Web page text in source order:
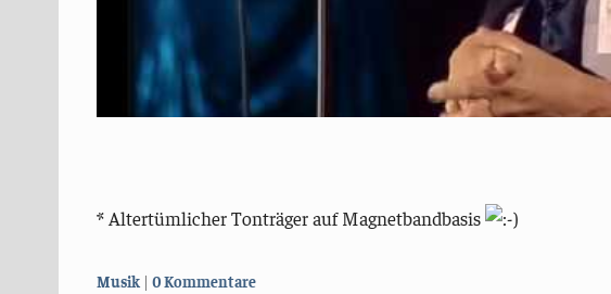
* Altertümlicher Tonträger auf Magnetbandbasis
Kategorien:
Musik 0 Kommentare